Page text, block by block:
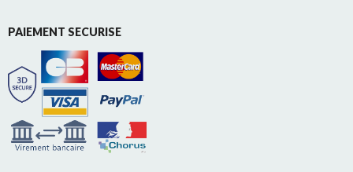
PAIEMENT SECURISE